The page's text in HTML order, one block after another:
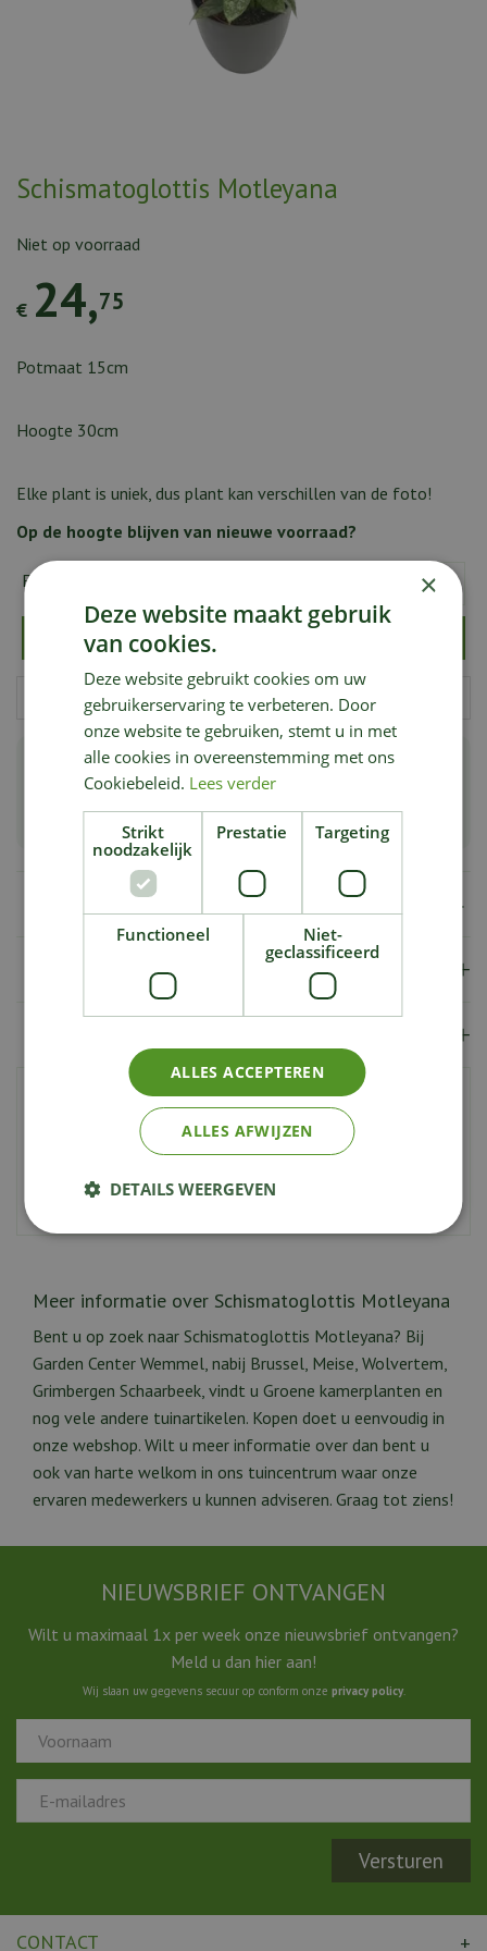
Schismatoglottis Motleyana
€ 24,75
Niet op voorraad
Potmaat 15cm
Hoogte 30cm
Elke plant is uniek, dus plant kan verschillen van de foto!
Op de hoogte blijven van nieuwe voorraad?
E-mailadres:
Groot aanbod bijzondere & zeldzame planten
Planten van de hoogste kwaliteit
Specificaties
Verzendkosten
Artikelnummer
9900000102975
Potmaat
Meer informatie over Schismatoglottis Motleyana
Bent u op zoek naar Schismatoglottis Motleyana? Bij
Garden Center Wemmel, nabij Brussel, Meise, Wolvertem,
Grimbergen Schaarbeek, vindt u Groene kamerplanten en
nog vele andere tuinartikelen. Kopen doet u eenvoudig in
onze webshop. Wilt u meer informatie over dan bent u
ook van harte welkom in ons tuincentrum waar onze
ervaren medewerkers u kunnen adviseren. Graag tot ziens!
NIEUWSBRIEF ONTVANGEN
Wilt u maximaal 1x per week onze nieuwsbrief ontvangen?
Meld u dan hier aan!
Wij slaan uw gegevens secuur op conform onze privacy policy.
CONTACT
×
Deze website maakt gebruik
van cookies.
Deze website gebruikt cookies om uw
gebruikerservaring te verbeteren. Door
onze website te gebruiken, stemt u in met
alle cookies in overeenstemming met ons
Cookiebeleid. Lees verder
Strikt
noodzakelijk
Prestatie Targeting
Functioneel
Niet-
geclassificeerd
ALLES ACCEPTEREN
ALLES AFWIJZEN
DETAILS WEERGEVEN